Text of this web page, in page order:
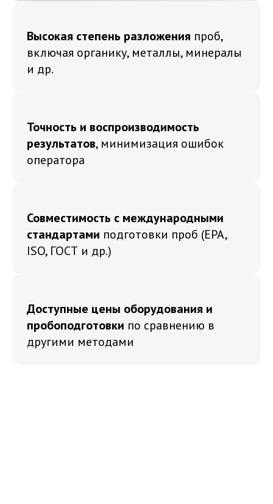
Высокая степень разложения проб,
включая органику, металлы, минералы
и др.
Точность и воспроизводимость
результатов, минимизация ошибок
оператора
Совместимость с международными
стандартами подготовки проб (EPA,
ISO, ГОСТ и др.)
Доступные цены оборудования и
пробоподготовки по сравнению в
другими методами